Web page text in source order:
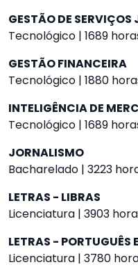
GESTÃO DE
Tecnológico | 1689
GESTÃO FINANCEIRA
Tecnológico | 1880
INTELIGÊNCIA DE
Tecnológico | 1689
JORNALISMO
Bacharelado | 3223
LETRAS - LIBRAS
Licenciatura | 3903
LETRAS - PORTUGUÊS
Licenciatura | 3780